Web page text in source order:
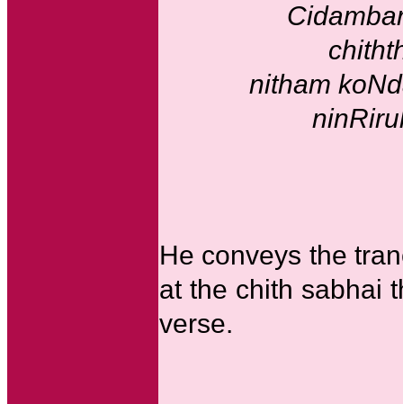
nitham
He conveys the
at the chith sabhai
verse.